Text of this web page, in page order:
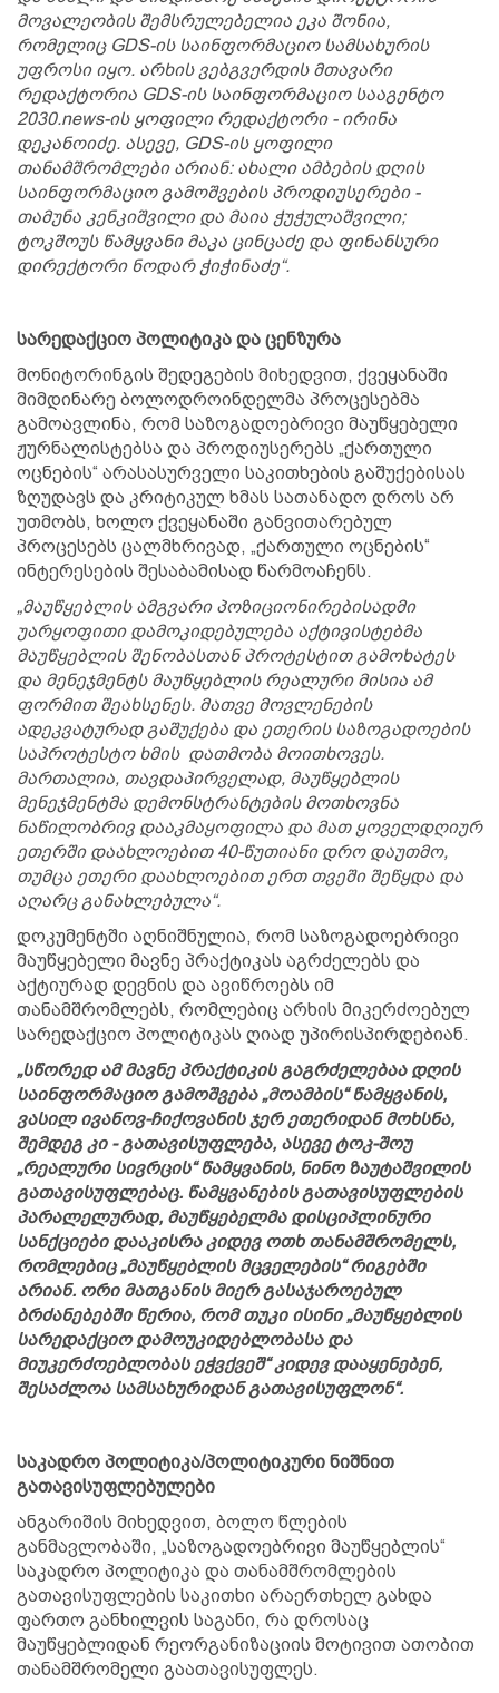
მოვალეობის შემსრულებელია ეკა შონია,
რომელიც GDS-ის საინფორმაციო სამსახურის
უფროსი იყო. არხის ვებგვერდის მთავარი
რედაქტორია GDS-ის საინფორმაციო სააგენტო
2030.news-ის ყოფილი რედაქტორი - ირინა
დეკანოიძე. ასევე, GDS-ის ყოფილი
თანამშრომლები არიან: ახალი ამბების დღის
საინფორმაციო გამოშვების პროდიუსერები -
თამუნა კენკიშვილი და მაია ჭუჭულაშვილი;
ტოკშოუს წამყვანი მაკა ცინცაძე და ფინანსური
დირექტორი ნოდარ ჭიჭინაძე“.
სარედაქციო პოლიტიკა და ცენზურა
მონიტორინგის შედეგების მიხედვით, ქვეყანაში
მიმდინარე ბოლოდროინდელმა პროცესებმა
გამოავლინა, რომ საზოგადოებრივი მაუწყებელი
ჟურნალისტებსა და პროდიუსერებს „ქართული
ოცნების“ არასასურველი საკითხების გაშუქებისას
ზღუდავს და კრიტიკულ ხმას სათანადო დროს არ
უთმობს, ხოლო ქვეყანაში განვითარებულ
პროცესებს ცალმხრივად, „ქართული ოცნების“
ინტერესების შესაბამისად წარმოაჩენს.
„მაუწყებლის ამგვარი პოზიციონირებისადმი
უარყოფითი დამოკიდებულება აქტივისტებმა
მაუწყებლის შენობასთან პროტესტით გამოხატეს
და მენეჯმენტს მაუწყებლის რეალური მისია ამ
ფორმით შეახსენეს. მათვე მოვლენების
ადეკვატურად გაშუქება და ეთერის საზოგადოების
საპროტესტო ხმის დათმობა მოითხოვეს.
მართალია, თავდაპირველად, მაუწყებლის
მენეჯმენტმა დემონსტრანტების მოთხოვნა
ნაწილობრივ დააკმაყოფილა და მათ ყოველდღიურ
ეთერში დაახლოებით 40-წუთიანი დრო დაუთმო,
თუმცა ეთერი დაახლოებით ერთ თვეში შეწყდა და
აღარც განახლებულა“.
დოკუმენტში აღნიშნულია, რომ საზოგადოებრივი
მაუწყებელი მავნე პრაქტიკას აგრძელებს და
აქტიურად დევნის და ავიწროებს იმ
თანამშრომლებს, რომლებიც არხის მიკერძოებულ
სარედაქციო პოლიტიკას ღიად უპირისპირდებიან.
„სწორედ ამ მავნე პრაქტიკის გაგრძელებაა დღის
საინფორმაციო გამოშვება „მოამბის“ წამყვანის,
ვასილ ივანოვ-ჩიქოვანის ჯერ ეთერიდან მოხსნა,
შემდეგ კი - გათავისუფლება, ასევე ტოკ-შოუ
„რეალური სივრცის“ წამყვანის, ნინო ზაუტაშვილის
გათავისუფლებაც. წამყვანების გათავისუფლების
პარალელურად, მაუწყებელმა დისციპლინური
სანქციები დააკისრა კიდევ ოთხ თანამშრომელს,
რომლებიც „მაუწყებლის მცველების“ რიგებში
არიან. ორი მათგანის მიერ გასაჯაროებულ
ბრძანებებში წერია, რომ თუკი ისინი „მაუწყებლის
სარედაქციო დამოუკიდებლობასა და
მიუკერძოებლობას ეჭვქვეშ“ კიდევ დააყენებენ,
შესაძლოა სამსახურიდან გათავისუფლონ“.
საკადრო პოლიტიკა/პოლიტიკური ნიშნით
გათავისუფლებულები
ანგარიშის მიხედვით, ბოლო წლების
განმავლობაში, „საზოგადოებრივი მაუწყებლის“
საკადრო პოლიტიკა და თანამშრომლების
გათავისუფლების საკითხი არაერთხელ გახდა
ფართო განხილვის საგანი, რა დროსაც
მაუწყებლიდან რეორგანიზაციის მოტივით ათობით
თანამშრომელი გაათავისუფლეს.